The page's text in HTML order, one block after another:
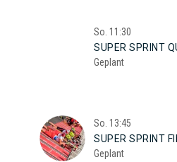
So. 11:30
SUPER SPRINT
Geplant
So. 13:45
SUPER SPRINT
Geplant